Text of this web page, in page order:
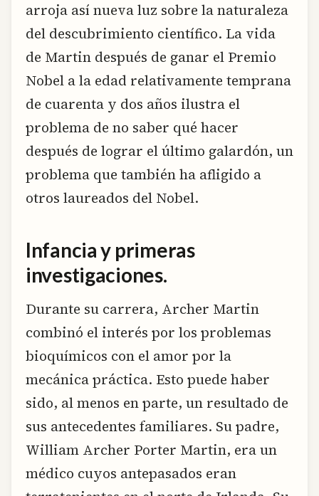
arroja así nueva luz sobre la naturaleza
del descubrimiento científico. La vida
de Martin después de ganar el Premio
Nobel a la edad relativamente temprana
de cuarenta y dos años ilustra el
problema de no saber qué hacer
después de lograr el último galardón, un
problema que también ha afligido a
otros laureados del Nobel.
Infancia y primeras
investigaciones.
Durante su carrera, Archer Martin
combinó el interés por los problemas
bioquímicos con el amor por la
mecánica práctica. Esto puede haber
sido, al menos en parte, un resultado de
sus antecedentes familiares. Su padre,
William Archer Porter Martin, era un
médico cuyos antepasados eran